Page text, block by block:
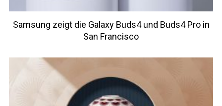
Samsung zeigt die Galaxy Buds4 und Buds4 Pro in
San Francisco